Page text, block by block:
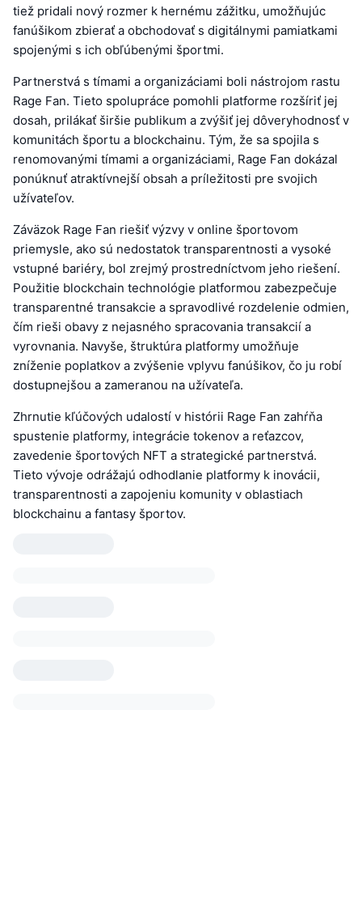
tiež pridali nový rozmer k hernému zážitku, umožňujúc
fanúšikom zbierať a obchodovať s digitálnymi pamiatkami
spojenými s ich obľúbenými športmi.
Partnerstvá s tímami a organizáciami boli nástrojom rastu
Rage Fan. Tieto spolupráce pomohli platforme rozšíriť jej
dosah, prilákať širšie publikum a zvýšiť jej dôveryhodnosť v
komunitách športu a blockchainu. Tým, že sa spojila s
renomovanými tímami a organizáciami, Rage Fan dokázal
ponúknuť atraktívnejší obsah a príležitosti pre svojich
užívateľov.
Záväzok Rage Fan riešiť výzvy v online športovom
priemysle, ako sú nedostatok transparentnosti a vysoké
vstupné bariéry, bol zrejmý prostredníctvom jeho riešení.
Použitie blockchain technológie platformou zabezpečuje
transparentné transakcie a spravodlivé rozdelenie odmien,
čím rieši obavy z nejasného spracovania transakcií a
vyrovnania. Navyše, štruktúra platformy umožňuje
zníženie poplatkov a zvýšenie vplyvu fanúšikov, čo ju robí
dostupnejšou a zameranou na užívateľa.
Zhrnutie kľúčových udalostí v histórii Rage Fan zahŕňa
spustenie platformy, integrácie tokenov a reťazcov,
zavedenie športových NFT a strategické partnerstvá.
Tieto vývoje odrážajú odhodlanie platformy k inovácii,
transparentnosti a zapojeniu komunity v oblastiach
blockchainu a fantasy športov.